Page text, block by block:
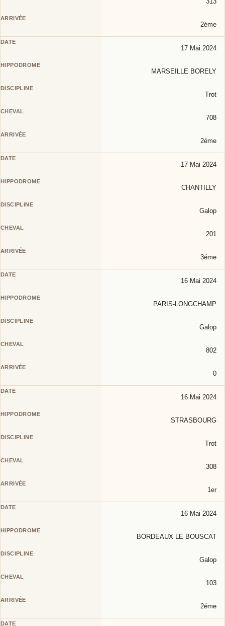
2éme
17 Mai 2024
MARSEILLE BORELY
Trot
708
2éme
17 Mai 2024
CHANTILLY
Galop
201
3éme
16 Mai 2024
PARIS-LONGCHAMP
Galop
802
0
16 Mai 2024
STRASBOURG
Trot
308
1er
16 Mai 2024
BORDEAUX LE BOUSCAT
Galop
103
2éme